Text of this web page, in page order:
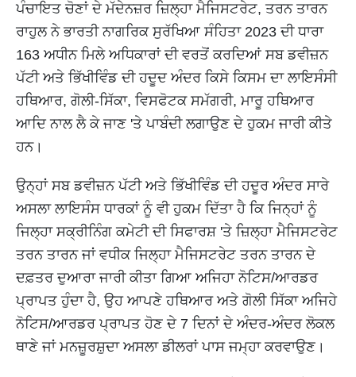
ਪੰਚਾਇਤ ਚੋਣਾਂ ਦੇ ਮੱਦੇਨਜ਼ਰ ਜ਼ਿਲ੍ਹਾ ਮੈਜਿਸਟਰੇਟ, ਤਰਨ ਤਾਰਨ
ਰਾਹੁਲ ਨੇ ਭਾਰਤੀ ਨਾਗਰਿਕ ਸੁਰੱਖਿਆ ਸੰਹਿਤਾ 2023 ਦੀ ਧਾਰਾ
163 ਅਧੀਨ ਮਿਲੇ ਅਧਿਕਾਰਾਂ ਦੀ ਵਰਤੋਂ ਕਰਦਿਆਂ ਸਬ ਡਵੀਜ਼ਨ
ਪੱਟੀ ਅਤੇ ਭਿੱਖੀਵਿੰਡ ਦੀ ਹਦੂਦ ਅੰਦਰ ਕਿਸੇ ਕਿਸਮ ਦਾ ਲਾਇਸੰਸੀ
ਹਥਿਆਰ, ਗੋਲੀ-ਸਿੱਕਾ, ਵਿਸਫੋਟਕ ਸਮੱਗਰੀ, ਮਾਰੂ ਹਥਿਆਰ
ਆਦਿ ਨਾਲ ਲੈ ਕੇ ਜਾਣ 'ਤੇ ਪਾਬੰਦੀ ਲਗਾਉਣ ਦੇ ਹੁਕਮ ਜਾਰੀ ਕੀਤੇ
ਹਨ।
ਉਨ੍ਹਾਂ ਸਬ ਡਵੀਜ਼ਨ ਪੱਟੀ ਅਤੇ ਭਿੱਖੀਵਿੰਡ ਦੀ ਹਦੂਰ ਅੰਦਰ ਸਾਰੇ
ਅਸਲਾ ਲਾਇਸੰਸ ਧਾਰਕਾਂ ਨੂੰ ਵੀ ਹੁਕਮ ਦਿੱਤਾ ਹੈ ਕਿ ਜਿਨ੍ਹਾਂ ਨੂੰ
ਜਿਲ੍ਹਾ ਸਕ੍ਰੀਨਿੰਗ ਕਮੇਟੀ ਦੀ ਸਿਫਾਰਸ਼ 'ਤੇ ਜ਼ਿਲ੍ਹਾ ਮੈਜਿਸਟਰੇਟ
ਤਰਨ ਤਾਰਨ ਜਾਂ ਵਧੀਕ ਜਿਲ੍ਹਾ ਮੈਜਿਸਟਰੇਟ ਤਰਨ ਤਾਰਨ ਦੇ
ਦਫ਼ਤਰ ਦੁਆਰਾ ਜਾਰੀ ਕੀਤਾ ਗਿਆ ਅਜਿਹਾ ਨੋਟਿਸ/ਆਰਡਰ
ਪ੍ਰਾਪਤ ਹੁੰਦਾ ਹੈ, ਉਹ ਆਪਣੇ ਹਥਿਆਰ ਅਤੇ ਗੋਲੀ ਸਿੱਕਾ ਅਜਿਹੇ
ਨੋਟਿਸ/ਆਰਡਰ ਪ੍ਰਾਪਤ ਹੋਣ ਦੇ 7 ਦਿਨਾਂ ਦੇ ਅੰਦਰ-ਅੰਦਰ ਲੋਕਲ
ਥਾਣੇ ਜਾਂ ਮਨਜ਼ੂਰਸ਼ੁਦਾ ਅਸਲਾ ਡੀਲਰਾਂ ਪਾਸ ਜਮ੍ਹਾ ਕਰਵਾਉਣ।